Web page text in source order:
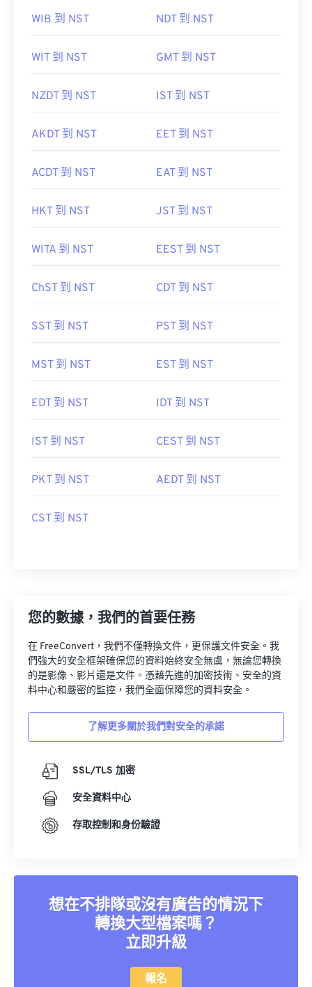
WIB 到 NST NDT 到 NST
WIT 到 NST GMT 到 NST
NZDT 到 NST IST 到 NST
AKDT 到 NST EET 到 NST
ACDT 到 NST EAT 到 NST
HKT 到 NST JST 到 NST
WITA 到 NST EEST 到 NST
ChST 到 NST CDT 到 NST
SST 到 NST PST 到 NST
MST 到 NST EST 到 NST
EDT 到 NST IDT 到 NST
IST 到 NST CEST 到 NST
PKT 到 NST AEDT 到 NST
CST 到 NST
您的數據，我們的首要任務
在 FreeConvert，我們不僅轉換文件，更保護文件安全。我
們強大的安全框架確保您的資料始終安全無虞，無論您轉換
的是影像、影片還是文件。憑藉先進的加密技術、安全的資
料中心和嚴密的監控，我們全面保障您的資料安全。
了解更多關於我們對安全的承諾
SSL/TLS 加密
安全資料中心
存取控制和身份驗證
想在不排隊或沒有廣告的情況下
轉換大型檔案嗎？
立即升級
報名